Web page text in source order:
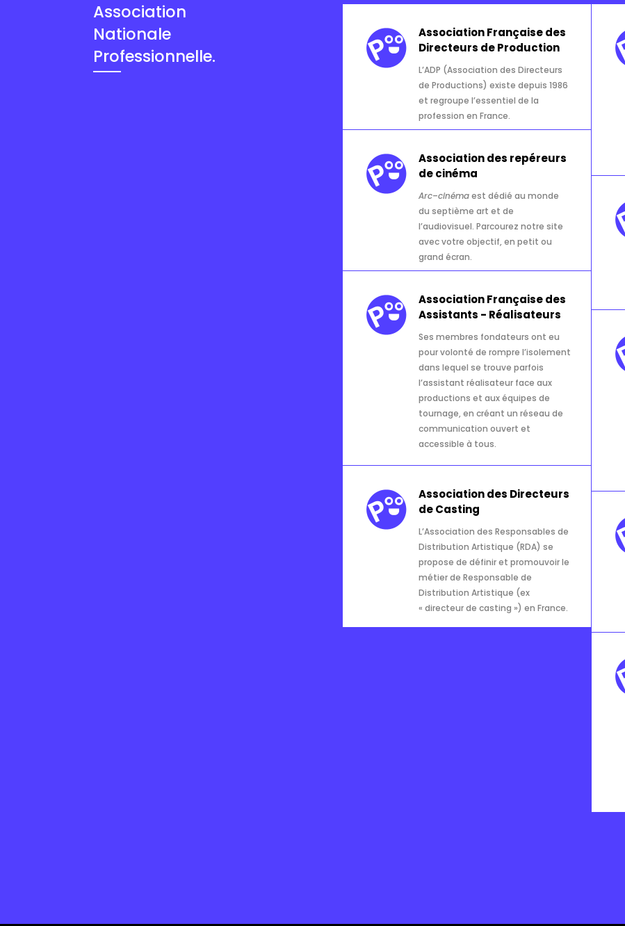
Association
Nationale
Professionnelle.
Association Française des
Directeurs de Production
L’ADP (Association des Directeurs
de Productions) existe depuis 1986
et regroupe l’essentiel de la
profession en France.
Association des repéreurs
de cinéma
Arc–cinémaest dédié au monde
du septième art et de
l’audiovisuel. Parcourez notre site
avec votre objectif, en petit ou
grand écran.
Association Française des
Assistants - Réalisateurs
Ses membres fondateurs ont eu
pour volonté de rompre l’isolement
dans lequel se trouve parfois
l’assistant réalisateur face aux
productions et aux équipes de
tournage, en créant un réseau de
communication ouvert et
accessible à tous.
Association des Directeurs
de Casting
L’Association des Responsables de
Distribution Artistique (RDA) se
propose de définir et promouvoir le
métier de Responsable de
Distribution Artistique (ex
« directeur de casting ») en France.